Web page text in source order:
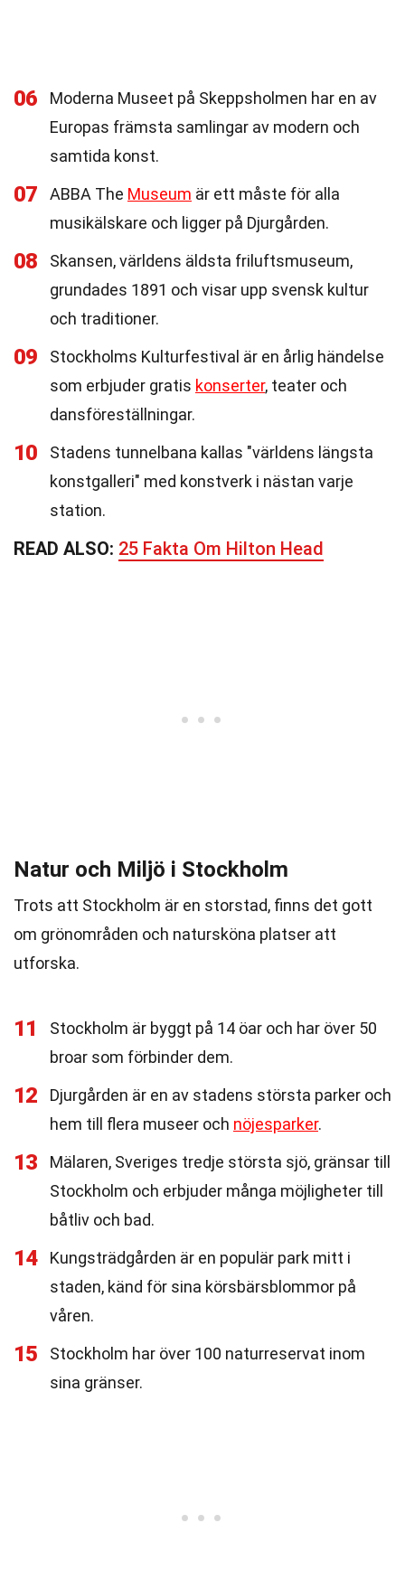
06
Moderna Museet på Skeppsholmen har en av
Europas främsta samlingar av modern och
samtida konst.
07 ABBA The Museum är ett måste för alla
musikälskare och ligger på Djurgården.
08
Skansen, världens äldsta friluftsmuseum,
grundades 1891 och visar upp svensk kultur
och traditioner.
09
Stockholms Kulturfestival är en årlig händelse
som erbjuder gratis konserter, teater och
dansföreställningar.
10
Stadens tunnelbana kallas "världens längsta
konstgalleri" med konstverk i nästan varje
station.
READ ALSO: 25 Fakta Om Hilton Head
Natur och Miljö i Stockholm
Trots att Stockholm är en storstad, finns det gott
om grönområden och natursköna platser att
utforska.
11
Stockholm är byggt på 14 öar och har över 50
broar som förbinder dem.
12
Djurgården är en av stadens största parker och
hem till flera museer och nöjesparker.
13
Mälaren, Sveriges tredje största sjö, gränsar till
Stockholm och erbjuder många möjligheter till
båtliv och bad.
14
Kungsträdgården är en populär park mitt i
staden, känd för sina körsbärsblommor på
våren.
15
Stockholm har över 100 naturreservat inom
sina gränser.